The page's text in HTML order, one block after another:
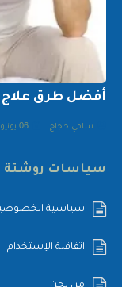
أفضل طرق علاج
سامي حجاج 06 يونيو 2026
سياسات روشتة
سياسية
اتفاقية الإستخدام